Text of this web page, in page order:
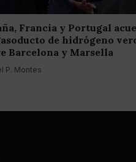
Francia y Portugal
de hidrógeno
Barcelona y Marsella
P. Montes